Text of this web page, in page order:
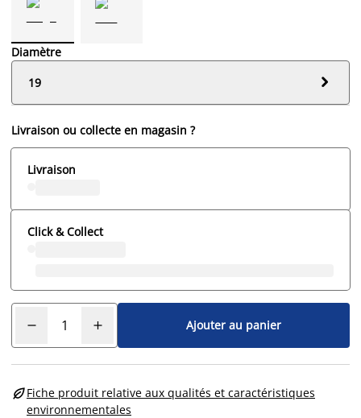
Diamètre
19

Livraison ou collecte en magasin ?
Livraison
Click & Collect
Ajouter au panier
Fiche produit relative aux qualités et caractéristiques
environnementales